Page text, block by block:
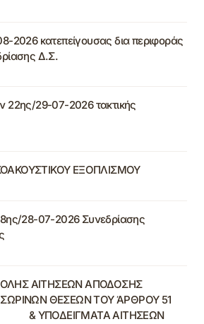
2026 κατεπείγουσας δια περιφοράς
Δ.Σ.
22ης/29-07-2026 τακτικής
ΕΞΟΠΛΙΣΜΟΥ
28-07-2026 Συνεδρίασης
ΑΙΤΗΣΕΩΝ ΑΠΟΔΟΣΗΣ
ΘΕΣΕΩΝ ΤΟΥ ΆΡΘΡΟΥ 51
& ΥΠΟΔΕΙΓΜΑΤΑ ΑΙΤΗΣΕΩΝ